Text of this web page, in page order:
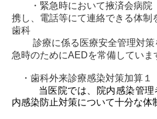
・緊急時において掖済会病院
携し、電話等にて連絡できる体制
歯科
診療に係る医療安全管理対策
急時のためにAEDを常備していま
・歯科外来診療感染対策加算１
当医院では、院内感染管
内感染防止対策について十分な体